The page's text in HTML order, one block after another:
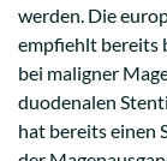
werden. Die
empfiehlt bereits
bei maligner
duodenalen
hat bereits einen